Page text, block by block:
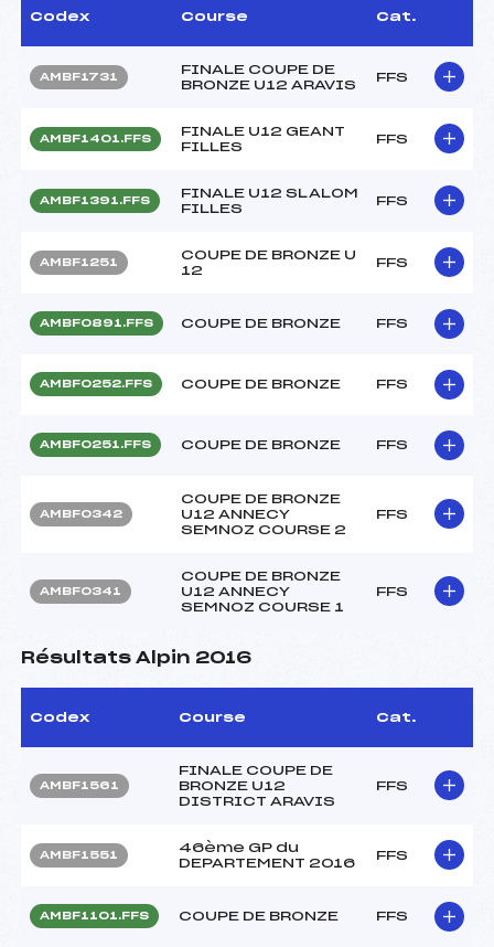
Codex Course Cat.
AMBF1731
FINALE COUPE DE
BRONZE U12 ARAVIS
FFS
AMBF1401.FFS
FINALE U12 GEANT
FILLES
FFS
AMBF1391.FFS
FINALE U12 SLALOM
FILLES
FFS
AMBF1251
COUPE DE BRONZE U
12
FFS
AMBF0891.FFS COUPE DE BRONZE FFS
AMBF0252.FFS COUPE DE BRONZE FFS
AMBF0251.FFS COUPE DE BRONZE FFS
AMBF0342
COUPE DE BRONZE
U12 ANNECY
SEMNOZ COURSE 2
FFS
AMBF0341
COUPE DE BRONZE
U12 ANNECY
SEMNOZ COURSE 1
FFS
Résultats Alpin 2016
Codex Course Cat.
AMBF1561
FINALE COUPE DE
BRONZE U12
DISTRICT ARAVIS
FFS
AMBF1551
46ème GP du
DEPARTEMENT 2016
FFS
AMBF1101.FFS COUPE DE BRONZE FFS